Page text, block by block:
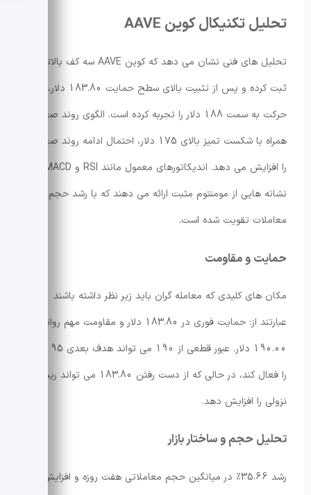
تحلیل تکنیکال کوین AAVE
تحلیل های فنی نشان می دهد که کوین AAVE سه کف بالاتر
ثبت کرده و پس از تثبیت بالای سطح حمایت 183.80 دلار،
حرکت به سمت 188 دلار را تجربه کرده است. الگوی روند صعودی
همراه با شکست تمیز بالای 175 دلار، احتمال ادامه روند صعودی
نشانه هایی از مومنتوم مثبت ارائه می دهند که با رشد حجم
معاملات تقویت شده است.
حمایت و مقاومت
مکان های کلیدی که معامله گران باید زیر نظر داشته باشند
عبارتند از: حمایت فوری در 183.80 دلار و مقاومت مهم روانی در
را فعال کند، در حالی که از دست رفتن 183.80 می تواند ریسک
نزولی را افزایش دهد.
تحلیل حجم و ساختار بازار
رشد 35.66٪ در میانگین حجم معاملاتی هفت روزه و افزایش